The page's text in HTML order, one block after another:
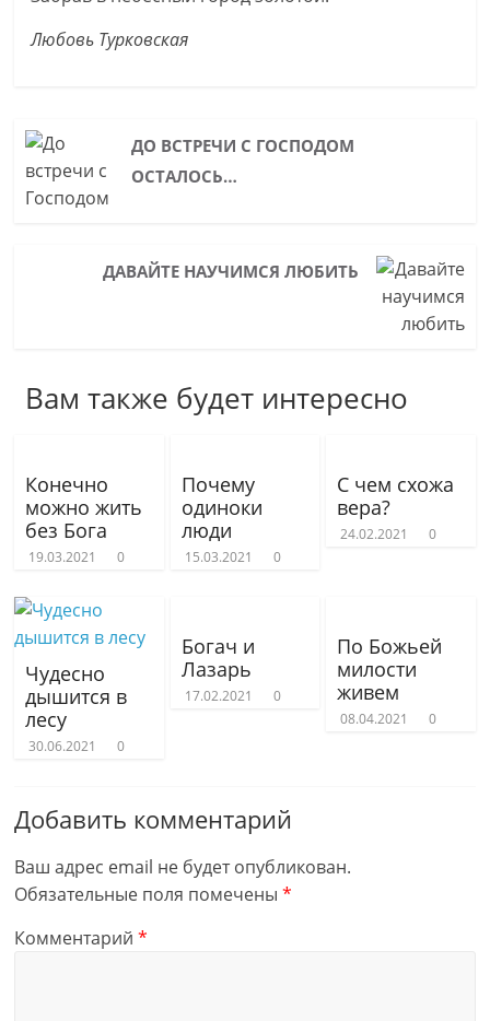
Любовь Турковская
ДО ВСТРЕЧИ С ГОСПОДОМ
ОСТАЛОСЬ…
ДАВАЙТЕ НАУЧИМСЯ ЛЮБИТЬ
Вам также будет интересно
Конечно
можно жить
без Бога
19.03.2021 0
Почему
одиноки
люди
15.03.2021 0
С чем схожа
вера?
24.02.2021 0
Чудесно
дышится в
лесу
30.06.2021 0
Богач и
Лазарь
17.02.2021 0
По Божьей
милости
живем
08.04.2021 0
Добавить комментарий
Ваш адрес email не будет опубликован.
Обязательные поля помечены*
Комментарий*